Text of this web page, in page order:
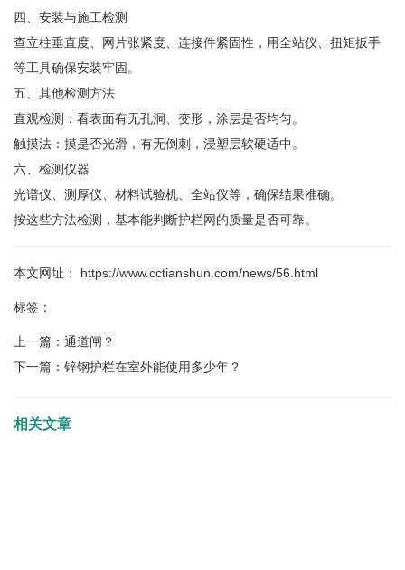
四、安装与施工检测
查立柱垂直度、网片张紧度、连接件紧固性，用全站仪、扭矩扳手
等工具确保安装牢固。
五、其他检测方法
直观检测‌：看表面有无孔洞、变形，涂层是否均匀。
触摸法‌：摸是否光滑，有无倒刺，浸塑层软硬适中。
六、检测仪器
光谱仪、测厚仪、材料试验机、全站仪等，确保结果准确。
按这些方法检测，基本能判断护栏网的质量是否可靠。
本文网址： https://www.cctianshun.com/news/56.html
标签：
上一篇： 通道闸？
下一篇： 锌钢护栏在室外能使用多少年？
相关文章